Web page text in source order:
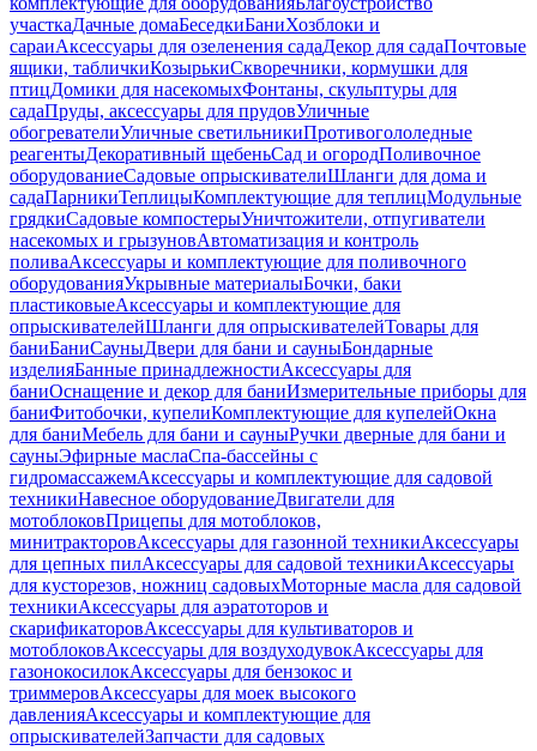
участкаДачные домаБеседкиБаниХозблоки и
сараиАксессуары для озеленения садаДекор для садаПочтовые
ящики, табличкиКозырькиСкворечники, кормушки для
птицДомики для насекомыхФонтаны, скульптуры для
садаПруды, аксессуары для прудовУличные
обогревателиУличные светильникиПротивогололедные
реагентыДекоративный щебеньСад и огородПоливочное
оборудованиеСадовые опрыскивателиШланги для дома и
садаПарникиТеплицыКомплектующие для теплицМодульные
грядкиСадовые компостерыУничтожители, отпугиватели
насекомых и грызуновАвтоматизация и контроль
поливаАксессуары и комплектующие для поливочного
оборудованияУкрывные материалыБочки, баки
пластиковыеАксессуары и комплектующие для
опрыскивателейШланги для опрыскивателейТовары для
баниБаниСауныДвери для бани и сауныБондарные
изделияБанные принадлежностиАксессуары для
баниОснащение и декор для баниИзмерительные приборы для
баниФитобочки, купелиКомплектующие для купелейОкна
для баниМебель для бани и сауныРучки дверные для бани и
сауныЭфирные маслаСпа-бассейны с
гидромассажемАксессуары и комплектующие для садовой
техникиНавесное оборудованиеДвигатели для
мотоблоковПрицепы для мотоблоков,
минитракторовАксессуары для газонной техникиАксессуары
для цепных пилАксессуары для садовой техникиАксессуары
для кусторезов, ножниц садовыхМоторные масла для садовой
техникиАксессуары для аэратоторов и
скарификаторовАксессуары для культиваторов и
мотоблоковАксессуары для воздуходувокАксессуары для
газонокосилокАксессуары для бензокос и
триммеровАксессуары для моек высокого
давленияАксессуары и комплектующие для
опрыскивателейЗапчасти для садовых